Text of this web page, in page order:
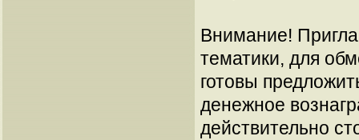
Внимание!
тематики, для
готовы
денежное
действительно